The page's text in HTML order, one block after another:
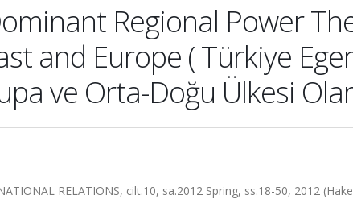
Regional Power
and Europe ( Türkiye
ve Orta-Doğu Ülkesi
RELATIONS, cilt.10, sa.2012 Spring, ss.18-50, 2012